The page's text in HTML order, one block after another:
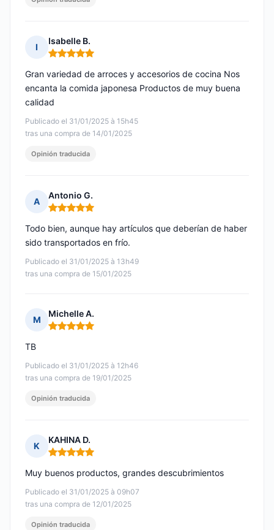
I
Isabelle B.
Nota: 5 de 5
Publicado el 31/01/2025 à 15h45
tras una compra de 14/01/2025
Gran variedad de arroces y accesorios de cocina Nos
encanta la comida japonesa Productos de muy buena
calidad
Opinión traducida
A
Antonio G.
Nota: 5 de 5
Publicado el 31/01/2025 à 13h49
tras una compra de 15/01/2025
Todo bien, aunque hay artículos que deberían de haber
sido transportados en frío.
M
Michelle A.
Nota: 5 de 5
Publicado el 31/01/2025 à 12h46
tras una compra de 19/01/2025
TB
Opinión traducida
K
KAHINA D.
Nota: 5 de 5
Publicado el 31/01/2025 à 09h07
tras una compra de 12/01/2025
Muy buenos productos, grandes descubrimientos
Opinión traducida